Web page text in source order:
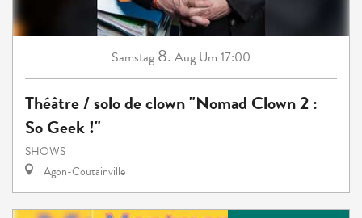
Samstag 8. Aug Um 17:00
Théâtre / solo de clown "Nomad Clown 2 :
So Geek !"
SHOWS
Agon-Coutainville